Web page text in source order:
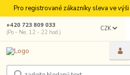
Pro registrované zákazníky sleva ve
CZK
+420 723 809 033
(Po - Ne, 12 - 22 hod.)